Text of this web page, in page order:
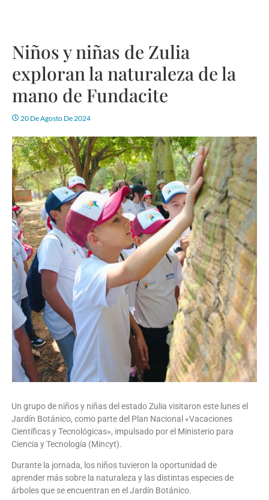
Niños y niñas de Zulia
exploran la naturaleza de la
mano de Fundacite
20 De Agosto De 2024
Un grupo de niños y niñas del estado Zulia visitaron este lunes el
Jardín Botánico, como parte del Plan Nacional «Vacaciones
Científicas y Tecnológicas», impulsado por el Ministerio para
Ciencia y Tecnología (Mincyt).
Durante la jornada, los niños tuvieron la oportunidad de
aprender más sobre la naturaleza y las distintas especies de
árboles que se encuentran en el Jardín Botánico.